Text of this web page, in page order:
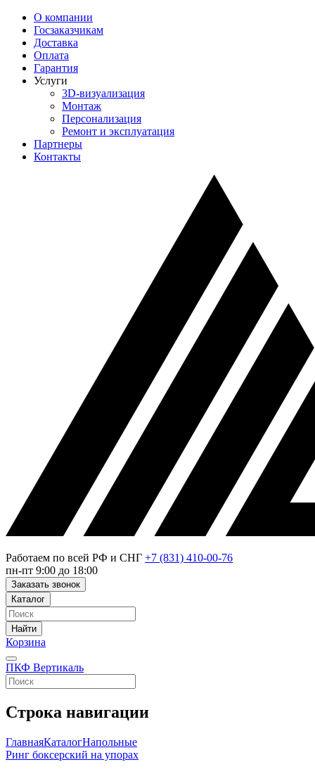
О компании
Госзаказчикам
Доставка
Оплата
Гарантия
Услуги
3D-визуализация
Монтаж
Персонализация
Ремонт и эксплуатация
Партнеры
Контакты
Работаем по всей РФ и СНГ +7 (831) 410-00-76
пн-пт 9:00 до 18:00
Заказать звонок
Каталог
Найти
Корзина
ПКФ Вертикаль
Строка навигации
ГлавнаяКаталогНапольные
Ринг боксерский на упорах